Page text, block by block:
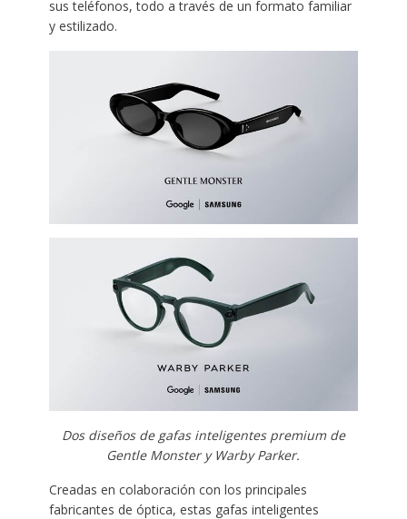
sus teléfonos, todo a través de un formato familiar
y estilizado.
Dos diseños de gafas inteligentes premium de
Gentle Monster y Warby Parker.
Creadas en colaboración con los principales
fabricantes de óptica, estas gafas inteligentes